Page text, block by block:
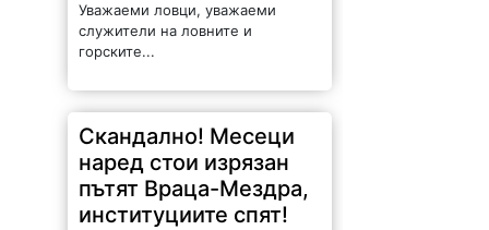
Уважаеми ловци, уважаеми
служители на ловните и
горските...
Скандално! Месеци
наред стои изрязан
пътят Враца-Мездра,
институциите спят!